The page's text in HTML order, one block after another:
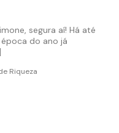
segura aí! Há até
do ano já
Riqueza